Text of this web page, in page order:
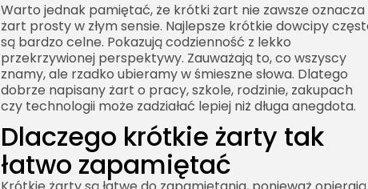
Warto jednak pamiętać, że krótki żart nie zawsze oznacza
żart prosty w złym sensie. Najlepsze krótkie dowcipy
są bardzo celne. Pokazują codzienność z lekko
przekrzywionej perspektywy. Zauważają to, co wszyscy
znamy, ale rzadko ubieramy w śmieszne słowa. Dlatego
dobrze napisany żart o pracy, szkole, rodzinie, zakupach
czy technologii może zadziałać lepiej niż długa anegdota.
Dlaczego krótkie żarty tak
łatwo zapamiętać